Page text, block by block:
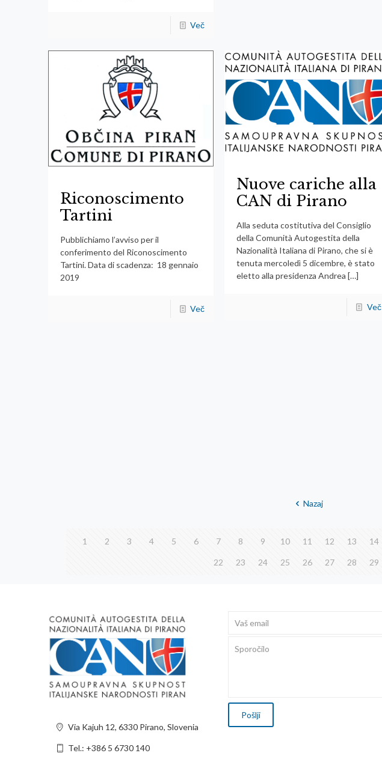
Več
Riconoscimento
Tartini
Pubblichiamo l’avviso per il
conferimento del Riconoscimento
Tartini. Data di scadenza: 18 gennaio
2019
Več
Nuove cariche alla
CAN di Pirano
Alla seduta costitutiva del Consiglio
della Comunità Autogestita della
Nazionalità Italiana di Pirano, che si è
tenuta mercoledì 5 dicembre, è stato
eletto alla presidenza Andrea […]
Več
Nazaj
1 2 3 4 5 6 7 8 9 10 11 12 13 14
22 23 24 25 26 27 28 29
Via Kajuh 12, 6330 Pirano, Slovenia
Tel.: +386 5 6730 140